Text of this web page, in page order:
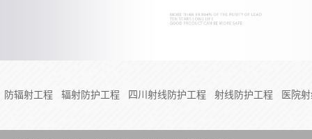
防辐射工程 辐射防护工程 四川射线防护工程 射线防护工程 医院